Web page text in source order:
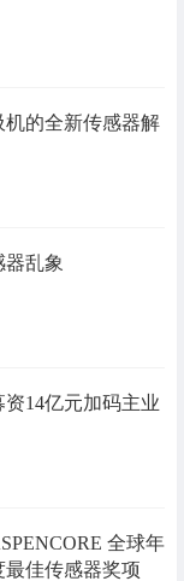
的全新传感器解
乱象
14亿元加码主业
全球年
最佳传感器奖项